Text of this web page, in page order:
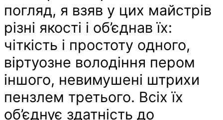
погляд, я взяв у цих майстрів
різні якості і об’єднав їх:
чіткість і простоту одного,
віртуозне володіння пером
іншого, невимушені штрихи
пензлем третього. Всіх їх
об’єднує здатність до